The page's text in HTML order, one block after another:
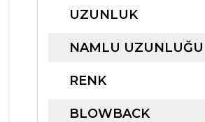
UZUNLUK
NAMLU UZUNLUĞU
RENK
BLOWBACK